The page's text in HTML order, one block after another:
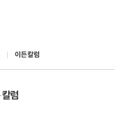
이든 칼럼
칼럼